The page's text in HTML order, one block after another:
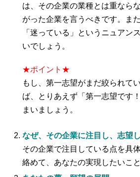
は、その企業の業種とは重なら
がった企業を言うべきです。ま
「迷っている」というニュアン
いでしょう。
★ポイント★
もし、第一志望がまだ絞られて
ば、とりあえず「第一志望です
まいましょう。
なぜ、その企業に注目し、志望
その企業で注目している点を具
絡めて、あなたの実現したいこ